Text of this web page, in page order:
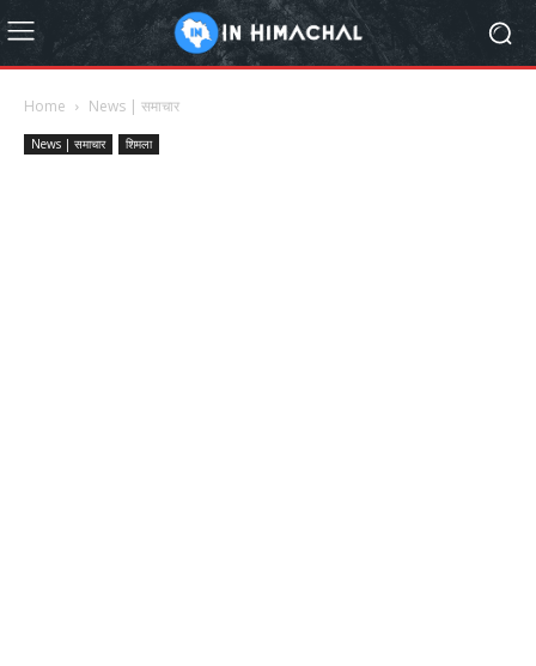
Home News | समाचार
News | समाचार शिमला